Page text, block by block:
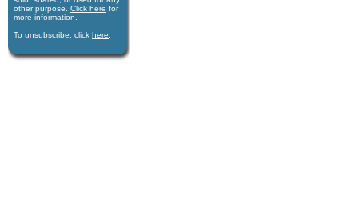
other purpose. Click here for
more infor­mation.
To unsubscribe, click here